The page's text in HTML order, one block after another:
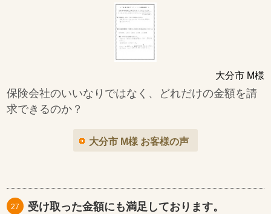
大分市 M様
保険会社のいいなりではなく、どれだけの金額を請
求できるのか？
大分市 M様 お客様の声
受け取った金額にも満足しております。
27